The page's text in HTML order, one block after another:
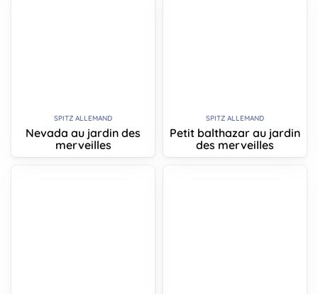
SPITZ ALLEMAND
Nevada au jardin des
merveilles
SPITZ ALLEMAND
Petit balthazar au jardin
des merveilles